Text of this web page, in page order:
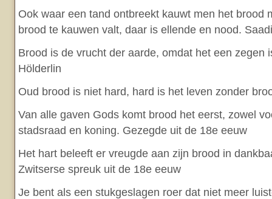
Ook waar een tand ontbreekt kauwt men het brood
brood te kauwen valt, daar is ellende en nood. Saadi
Brood is de vrucht der aarde, omdat het een zegen
Hölderlin
Oud brood is niet hard, hard is het leven zonder
Van alle gaven Gods komt brood het eerst, zowel
stadsraad en koning. Gezegde uit de 18e eeuw
Het hart beleeft er vreugde aan zijn brood in
Zwitserse spreuk uit de 18e eeuw
Je bent als een stukgeslagen roer dat niet meer